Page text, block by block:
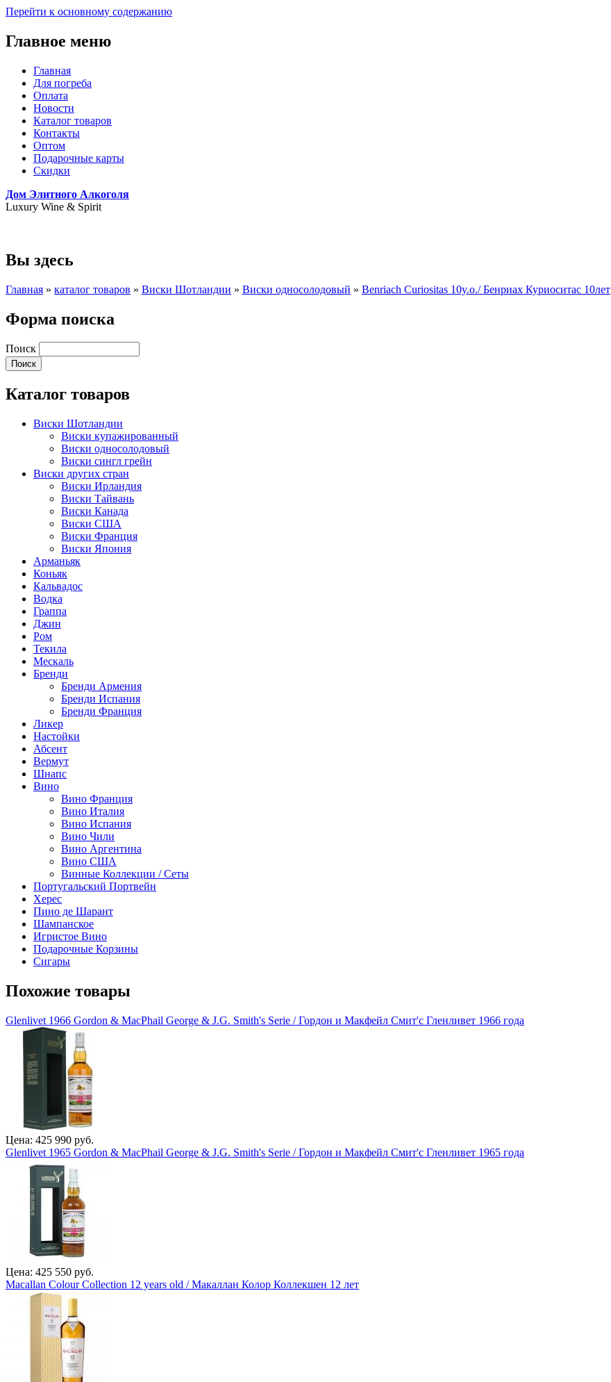
Перейти к основному содержанию
Главное меню
Главная
Для погреба
Оплата
Новости
Каталог товаров
Контакты
Оптом
Подарочные карты
Скидки
Дом Элитного Алкоголя
Luxury Wine & Spirit
Вы здесь
Главная » каталог товаров » Виски Шотландии » Виски односолодовый » Benriach Curiositas 10y.o./ Бенриах Куриоситас 10лет
Форма поиска
Поиск
Каталог товаров
Виски Шотландии
Виски купажированный
Виски односолодовый
Виски сингл грейн
Виски других стран
Виски Ирландия
Виски Тайвань
Виски Канада
Виски США
Виски Франция
Виски Япония
Арманьяк
Коньяк
Кальвадос
Водка
Граппа
Джин
Ром
Текила
Мескаль
Бренди
Бренди Армения
Бренди Испания
Бренди Франция
Ликер
Настойки
Абсент
Вермут
Шнапс
Вино
Вино Франция
Вино Италия
Вино Испания
Вино Чили
Вино Аргентина
Вино США
Винные Коллекции / Сеты
Португальский Портвейн
Херес
Пино де Шарант
Шампанское
Игристое Вино
Подарочные Корзины
Сигары
Похожие товары
Glenlivet 1966 Gordon & MacPhail George & J.G. Smith's Serie / Гордон и Макфейл Смит'с Гленливет 1966 года
Цена: 425 990 руб.
Glenlivet 1965 Gordon & MacPhail George & J.G. Smith's Serie / Гордон и Макфейл Смит'с Гленливет 1965 года
Цена: 425 550 руб.
Macallan Colour Collection 12 years old / Макаллан Колор Коллекшен 12 лет